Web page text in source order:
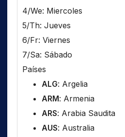
4/We: Miercoles
5/Th: Jueves
6/Fr: Viernes
7/Sa: Sábado
Países
ALG: Argelia
ARM: Armenia
ARS: Arabia Saudita
AUS: Australia